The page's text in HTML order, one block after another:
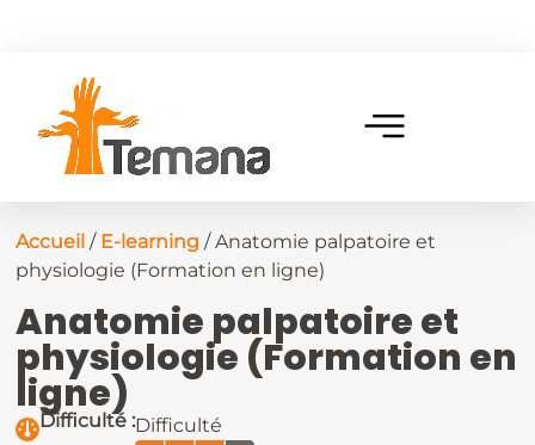
Accueil / E-learning / Anatomie palpatoire et
physiologie (Formation en ligne)
Anatomie palpatoire et
physiologie (Formation en
ligne)
Difficulté :Difficulté